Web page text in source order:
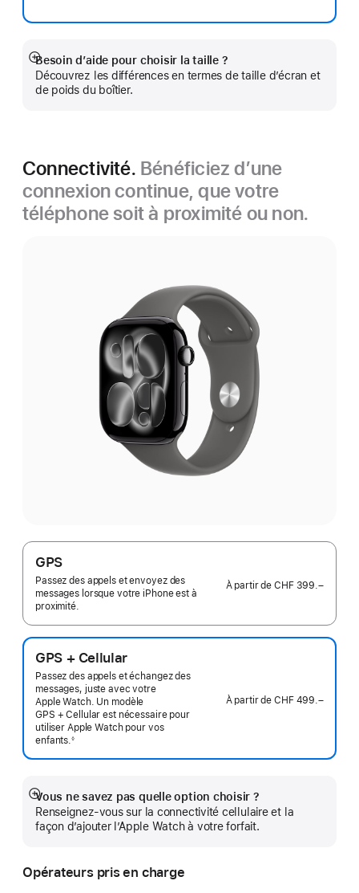
Besoin d’aide pour choisir la taille ?
Découvrez les différences en termes de taille d’écran et
de poids du boîtier.
Afficher
plus
Connectivité. Bénéficiez d’une
connexion continue, que votre
téléphone soit à proximité ou non.
GPS
Passez des appels et envoyez des
messages lorsque votre iPhone est à
proximité.
À partir deCHF 399.–
GPS + Cellular
Passez des appels et échangez des
messages, juste avec votre
Apple Watch. Un modèle
GPS + Cellular est nécessaire pour
utiliser Apple Watch pour vos
enfants.◊
À partir deCHF 499.–
Vous ne savez pas quelle option choisir ?
Renseignez-vous sur la connectivité cellulaire et la
façon d’ajouter l’Apple Watch à votre forfait.
Afficher
plus
Opérateurs pris en charge